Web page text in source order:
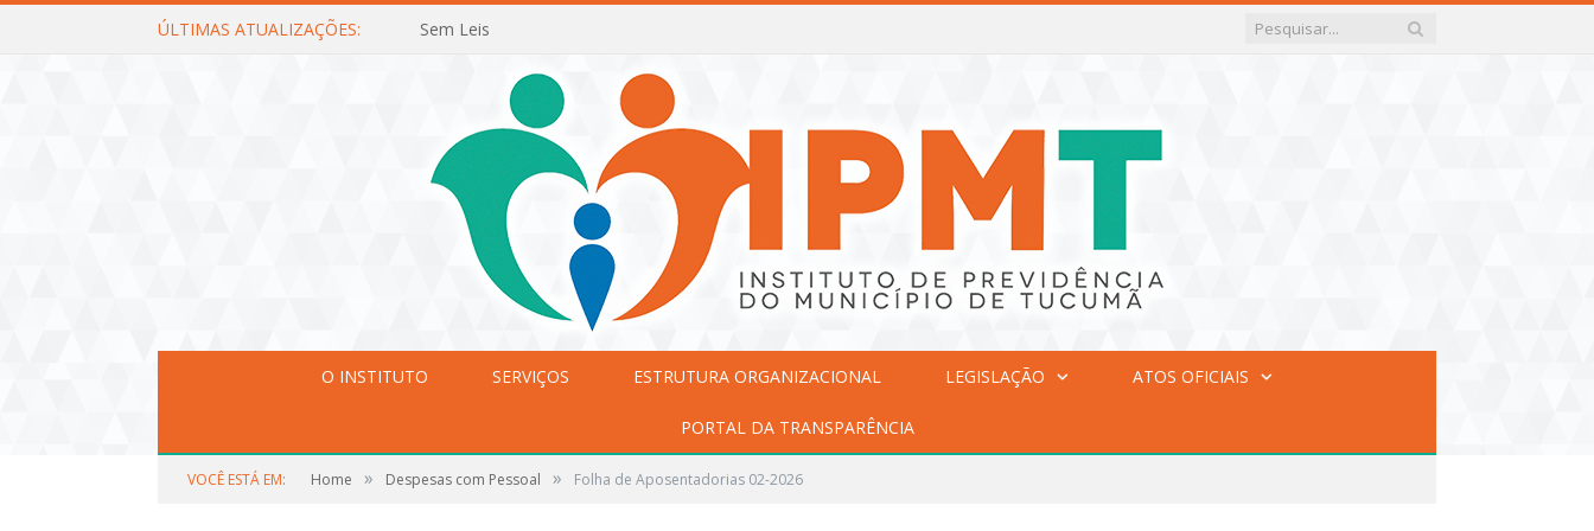
ÚLTIMAS ATUALIZAÇÕES: Sem Leis
O INSTITUTO SERVIÇOS ESTRUTURA ORGANIZACIONAL LEGISLAÇÃO ATOS OFICIAIS
PORTAL DA TRANSPARÊNCIA
VOCÊ ESTÁ EM: Home » Despesas com Pessoal » Folha de Aposentadorias 02-2026